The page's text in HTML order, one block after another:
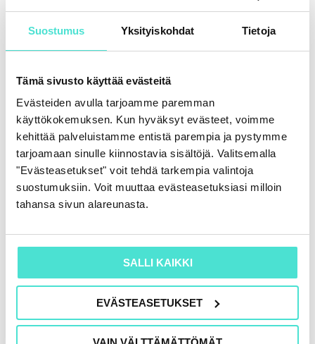
Suostumus Yksityiskohdat Tietoja
Tämä sivusto käyttää evästeitä
Evästeiden avulla tarjoamme paremman
käyttökokemuksen. Kun hyväksyt evästeet, voimme
kehittää palveluistamme entistä parempia ja pystymme
tarjoamaan sinulle kiinnostavia sisältöjä. Valitsemalla
"Evästeasetukset" voit tehdä tarkempia valintoja
suostumuksiin. Voit muuttaa evästeasetuksiasi milloin
tahansa sivun alareunasta.
SALLI KAIKKI
EVÄSTEASETUKSET
Näin tekoäly jalkautuu taloushallintoon
7.8.2026